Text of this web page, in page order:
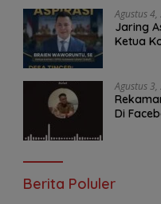
Depan
Agustus
Jaring
Ketua
Agustus
Di
Berita Poluler